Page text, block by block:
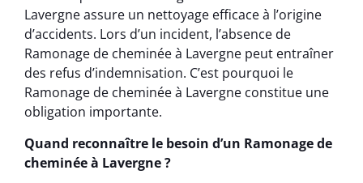
Lavergne assure un nettoyage efficace à l’origine
d’accidents. Lors d’un incident, l’absence de
Ramonage de cheminée à Lavergne peut entraîner
des refus d’indemnisation. C’est pourquoi le
Ramonage de cheminée à Lavergne constitue une
obligation importante.
Quand reconnaître le besoin d’un Ramonage de
cheminée à Lavergne ?